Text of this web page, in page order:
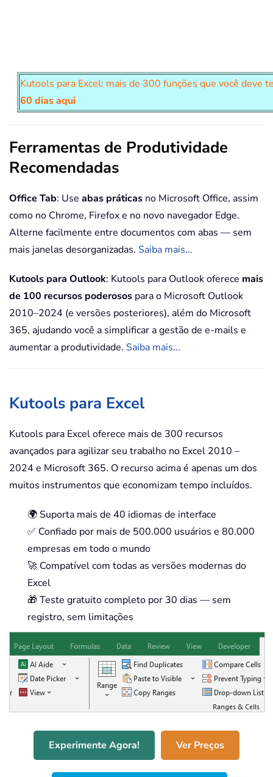
Kutools para Excel: mais de 300 funções que você deve
60 dias aqui
Ferramentas de Produtividade
Recomendadas
Office Tab: Use abas práticas no Microsoft Office, assim
como no Chrome, Firefox e no novo navegador Edge.
Alterne facilmente entre documentos com abas — sem
mais janelas desorganizadas. Saiba mais...
Kutools para Outlook: Kutools para Outlook oferece mais
de 100 recursos poderosos para o Microsoft Outlook
2010–2024 (e versões posteriores), além do Microsoft
365, ajudando você a simplificar a gestão de e-mails e
aumentar a produtividade. Saiba mais...
Kutools para Excel
Kutools para Excel oferece mais de 300 recursos
avançados para agilizar seu trabalho no Excel 2010 –
2024 e Microsoft 365. O recurso acima é apenas um dos
muitos instrumentos que economizam tempo incluídos.
🌍 Suporta mais de 40 idiomas de interface
✅ Confiado por mais de 500.000 usuários e 80.000
empresas em todo o mundo
🚀 Compatível com todas as versões modernas do
Excel
🎁 Teste gratuito completo por 30 dias — sem
registro, sem limitações
Experimente Agora! Ver Preços